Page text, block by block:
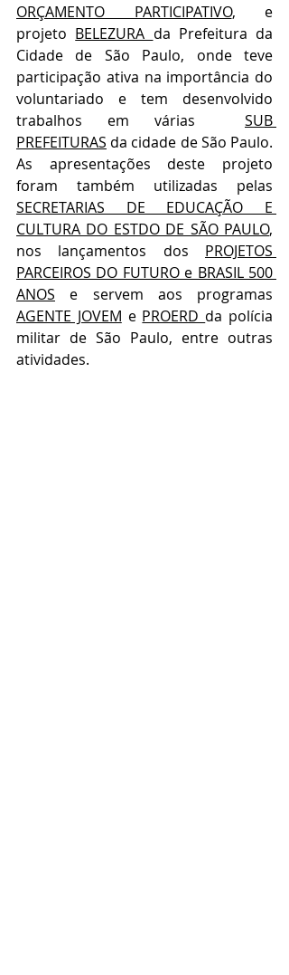
ORÇAMENTO PARTICIPATIVO, e
projeto BELEZURA da Prefeitura da
Cidade de São Paulo, onde teve
participação ativa na importância do
voluntariado e tem desenvolvido
trabalhos em várias SUB
PREFEITURAS da cidade de São Paulo.
As apresentações deste projeto
SECRETARIAS DE EDUCAÇÃO E
CULTURA DO ESTDO DE SÃO PAULO,
nos lançamentos dos PROJETOS
PARCEIROS DO FUTURO e BRASIL 500
ANOS
AGENTE JOVEM e PROERD da polícia
militar de São Paulo, entre outras
atividades.